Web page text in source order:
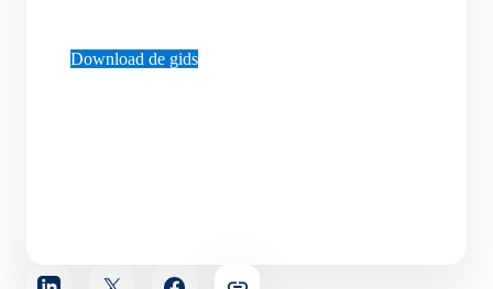
Download de gids
Artikel